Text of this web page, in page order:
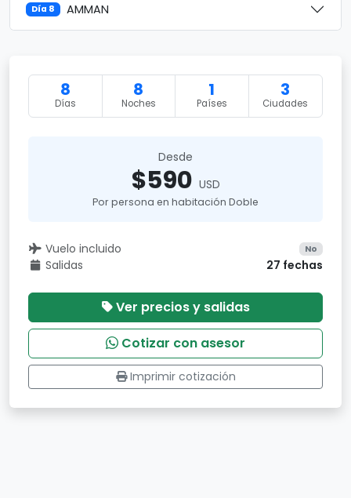
Día 8 AMMAN
8
Días
8
Noches
1
Países
3
Ciudades
Desde
$590 USD
Por persona en habitación Doble
Vuelo incluido No
Salidas 27 fechas
Ver precios y salidas
Cotizar con asesor
Imprimir cotización